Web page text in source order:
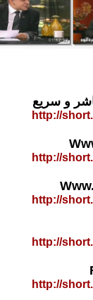
http://
http://
http://
http://
http://